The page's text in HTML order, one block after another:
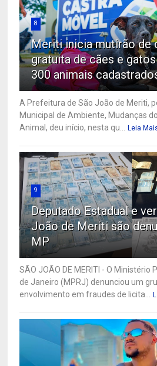
8
Meriti inicia mutirão de
gratuita de cães e
300 animais
A Prefeitura de São João de Meriti,
Municipal de Ambiente, Mudanças
Animal, deu início, nesta qu... Leia
9
Deputado Estadual e
João de Meriti são
MP
SÃO JOÃO DE MERITI - O Ministério
de Janeiro (MPRJ) denunciou um
envolvimento em fraudes de licita...